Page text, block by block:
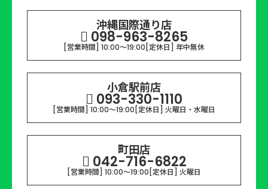
沖縄国際通り店
098-963-8265
[営業時間] 10:00～19:00 [定休日] 年中無休
小倉駅前店
093-330-1110
[営業時間] 10:00～19:00 [定休日] 火曜日・水曜日
町田店
042-716-6822
[営業時間] 10:00～19:00 [定休日] 火曜日